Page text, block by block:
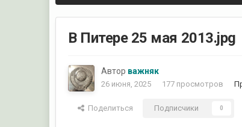
В Питере 25 мая 2013.jpg
Автор важняк
26 июня, 2025 177 просмотров
Поделиться Подписчики 0